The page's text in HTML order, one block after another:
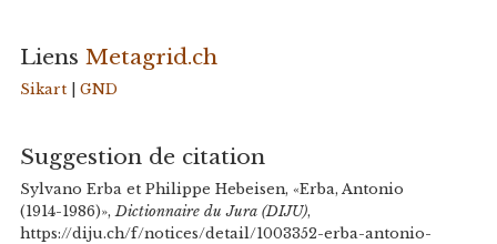
Liens Metagrid.ch
Sikart| GND
Suggestion de citation
Sylvano Erba et Philippe Hebeisen, «Erba, Antonio
(1914-1986)», Dictionnaire du Jura (DIJU),
https://diju.ch/f/notices/detail/1003352-erba-antonio-